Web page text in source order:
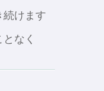
続けます
なく